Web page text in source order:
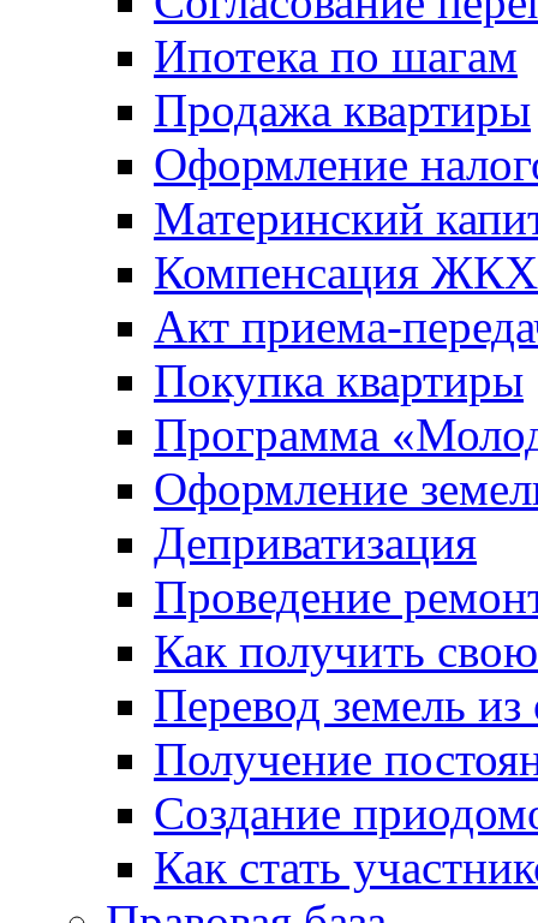
Ипотека по шагам
Продажа квартиры
Оформление
Материнский
Компенсация ЖКХ
Акт приема-
Покупка квартиры
Программа
Оформление
Деприватизация
Проведение
Как получить
Перевод земель
Получение
Создание
Как стать